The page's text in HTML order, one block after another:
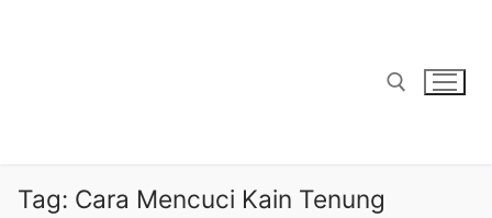
Tag: Cara Mencuci Kain Tenung